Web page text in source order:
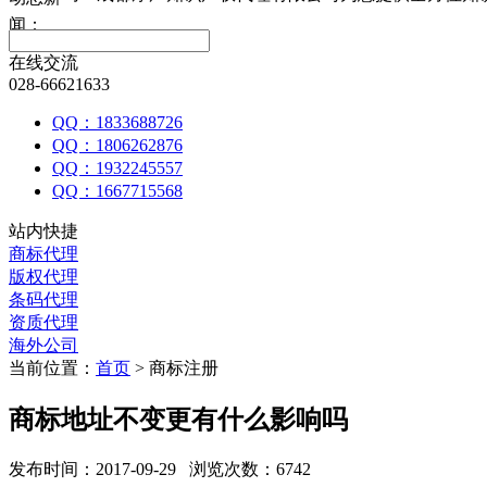
闻：
在线交流
028-66621633
QQ：1833688726
QQ：1806262876
QQ：1932245557
QQ：1667715568
站内快捷
商标代理
版权代理
条码代理
资质代理
海外公司
当前位置： 首页 > 商标注册
商标地址不变更有什么影响吗
发布时间：2017-09-29 浏览次数：6742